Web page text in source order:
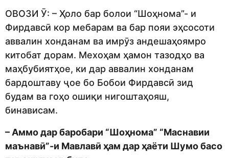
ОВОЗИ Ӯ: – Ҳоло бар болои “Шоҳнома”- и
Фирдавсӣ кор мебарам ва бар пояи эҳсосоти
аввалин хонданам ва имрӯз андешаҳоямро
китобат дорам. Мехоҳам ҳамон тазодҳо ва
маҳбубиятҳое, ки дар аввалин хонданам
бардоштаву ҷое бо Бобои Фирдавсӣ зид
будам ва гоҳо ошиқи нигоштаҳояш,
бинависам.
– Аммо дар баробари “Шоҳнома” “Маснавии
маънавӣ”-и Мавлавӣ ҳам дар ҳаёти Шумо басо